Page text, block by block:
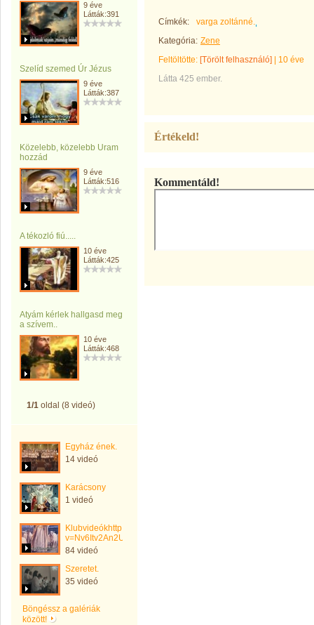
9 éve
Látták:391
Szelíd szemed Úr Jézus
9 éve
Látták:387
Közelebb, közelebb Uram
hozzád
9 éve
Látták:516
A tékozló fiú.....
10 éve
Látták:425
Atyám kérlek hallgasd meg
a szívem..
10 éve
Látták:468
1/1 oldal (8 videó)
Egyház ének.
14 videó
Karácsony
1 videó
Klubvideókhttp://www.youtube.com/watch?
v=Nv6Itv2An2U
84 videó
Szeretet.
35 videó
Böngéssz a galériák
között!
Címkék:
varga zoltánné.
Kategória: Zene
Feltöltötte: [Törölt felhasználó]
10 éve
Látta 425 ember.
Értékeld!
Kommentáld!